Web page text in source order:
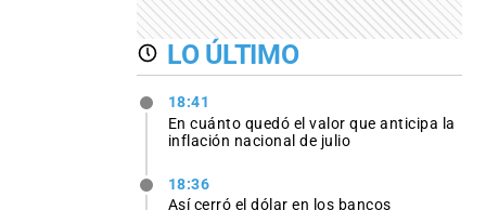
LO ÚLTIMO
18:41
En cuánto quedó el valor que anticipa la
inflación nacional de julio
18:36
Así cerró el dólar en los bancos